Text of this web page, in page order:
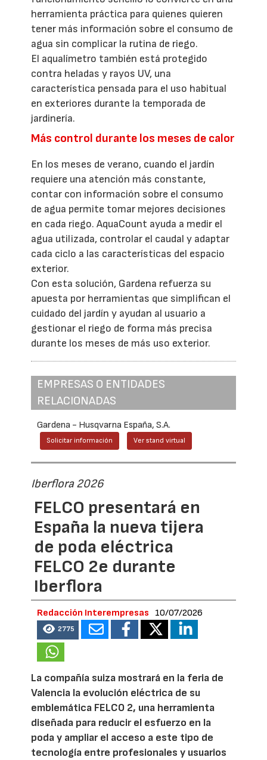
herramienta práctica para quienes quieren
tener más información sobre el consumo de
agua sin complicar la rutina de riego.
El aqualímetro también está protegido
contra heladas y rayos UV, una
característica pensada para el uso habitual
en exteriores durante la temporada de
jardinería.
Más control durante los meses de calor
En los meses de verano, cuando el jardín
requiere una atención más constante,
contar con información sobre el consumo
de agua permite tomar mejores decisiones
en cada riego. AquaCount ayuda a medir el
agua utilizada, controlar el caudal y adaptar
cada ciclo a las características del espacio
exterior.
Con esta solución, Gardena refuerza su
apuesta por herramientas que simplifican el
cuidado del jardín y ayudan al usuario a
gestionar el riego de forma más precisa
durante los meses de más uso exterior.
EMPRESAS O ENTIDADES
RELACIONADAS
Gardena - Husqvarna España, S.A.
Solicitar información Ver stand virtual
Iberflora 2026
FELCO presentará en
España la nueva tijera
de poda eléctrica
FELCO 2e durante
Iberflora
Redacción Interempresas 10/07/2026
2775
La compañía suiza mostrará en la feria de
Valencia la evolución eléctrica de su
emblemática FELCO 2, una herramienta
diseñada para reducir el esfuerzo en la
poda y ampliar el acceso a este tipo de
tecnología entre profesionales y usuarios